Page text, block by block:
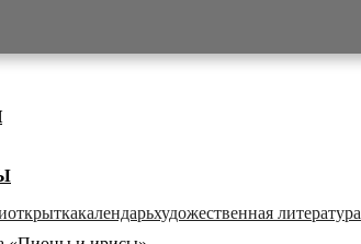
открыткакалендарьхудожественная литература